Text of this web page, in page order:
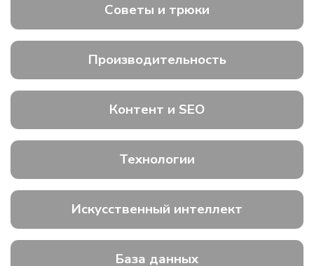
Советы и трюки
Производительность
Контент и SEO
Технологии
Искусственный интеллект
База данных